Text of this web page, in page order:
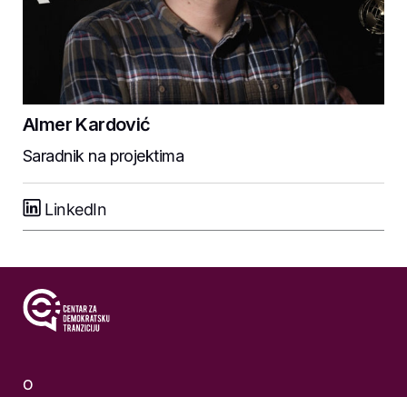
Almer Kardović
Saradnik na projektima
LinkedIn
O